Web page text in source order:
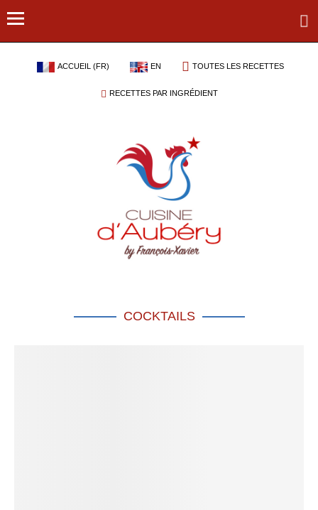
ACCUEIL (FR) EN TOUTES LES RECETTES
RECETTES PAR INGRÉDIENT
COCKTAILS